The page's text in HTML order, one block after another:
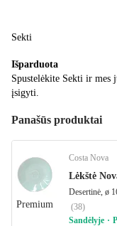
Sekti
Išparduota
Spustelėkite Sekti ir mes
įsigyti.
Panašūs produktai
Premium
Costa Nova
Lėkštė
Desertinė, ø
(38)
Sandėlyje